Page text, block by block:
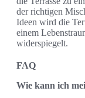
der richtigen
Ideen wird die
einem
widerspiegelt.
FAQ
Wie kann ich